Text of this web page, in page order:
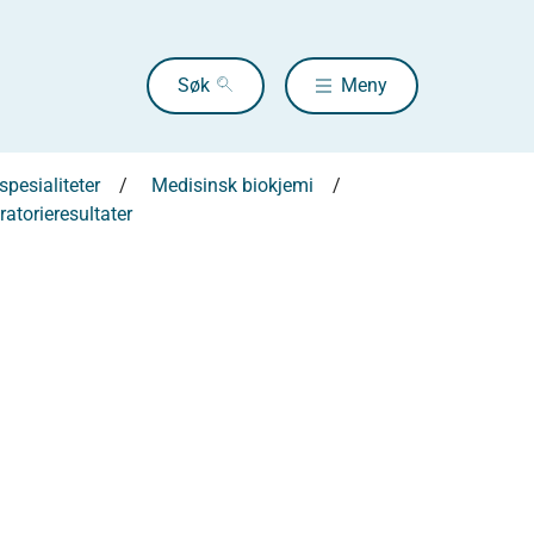
Søk Meny
Medisinsk biokjemi